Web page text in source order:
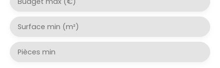
Surface min (m²)
Pièces min